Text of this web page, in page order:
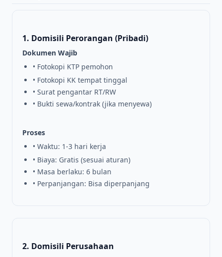
1. Domisili Perorangan (Pribadi)
Dokumen Wajib
• Fotokopi KTP pemohon
• Fotokopi KK tempat tinggal
• Surat pengantar RT/RW
• Bukti sewa/kontrak (jika menyewa)
Proses
• Waktu: 1-3 hari kerja
• Biaya: Gratis (sesuai aturan)
• Masa berlaku: 6 bulan
• Perpanjangan: Bisa diperpanjang
2. Domisili Perusahaan